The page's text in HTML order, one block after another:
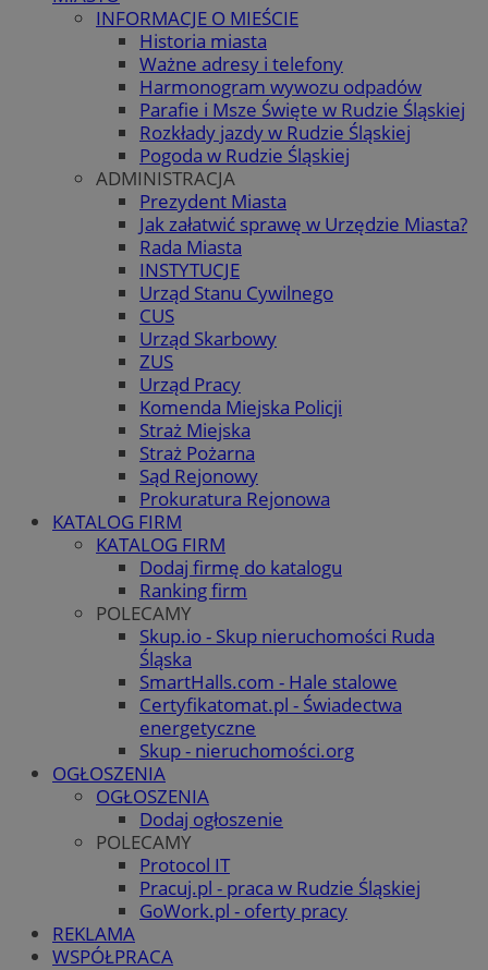
INFORMACJE O MIEŚCIE
Historia miasta
Ważne adresy i telefony
Harmonogram wywozu odpadów
Parafie i Msze Święte w Rudzie Śląskiej
Rozkłady jazdy w Rudzie Śląskiej
Pogoda w Rudzie Śląskiej
ADMINISTRACJA
Prezydent Miasta
Jak załatwić sprawę w Urzędzie Miasta?
Rada Miasta
INSTYTUCJE
Urząd Stanu Cywilnego
CUS
Urząd Skarbowy
ZUS
Urząd Pracy
Komenda Miejska Policji
Straż Miejska
Straż Pożarna
Sąd Rejonowy
Prokuratura Rejonowa
KATALOG FIRM
KATALOG FIRM
Dodaj firmę do katalogu
Ranking firm
POLECAMY
Skup.io - Skup nieruchomości Ruda
Śląska
SmartHalls.com - Hale stalowe
Certyfikatomat.pl - Świadectwa
energetyczne
Skup - nieruchomości.org
OGŁOSZENIA
OGŁOSZENIA
Dodaj ogłoszenie
POLECAMY
Protocol IT
Pracuj.pl - praca w Rudzie Śląskiej
GoWork.pl - oferty pracy
REKLAMA
WSPÓŁPRACA